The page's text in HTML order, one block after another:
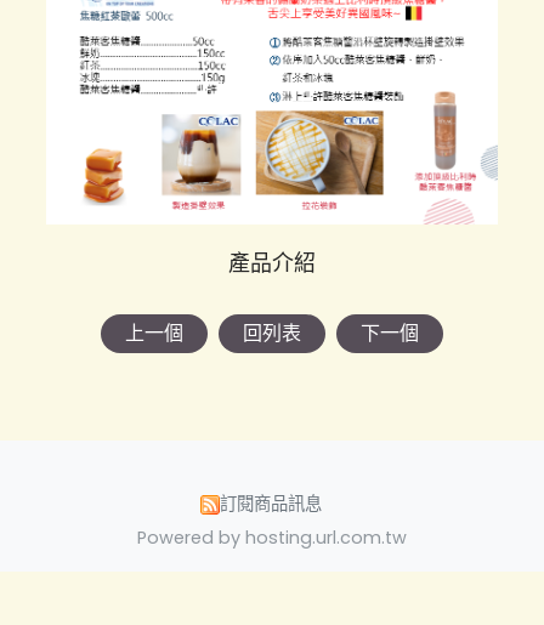
產品介紹
上一個 回列表 下一個
訂閱商品訊息
Powered by hosting.url.com.tw